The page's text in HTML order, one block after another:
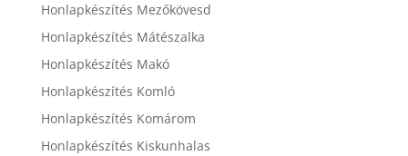
Honlapkészítés Mezőkövesd
Honlapkészítés Mátészalka
Honlapkészítés Makó
Honlapkészítés Komló
Honlapkészítés Komárom
Honlapkészítés Kiskunhalas